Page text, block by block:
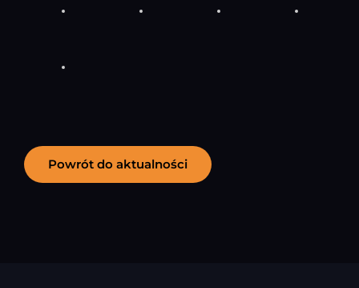
Powrót do aktualności